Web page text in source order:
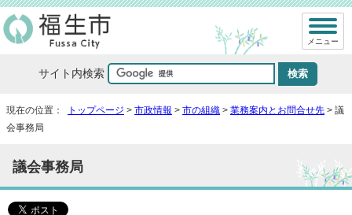
サイト内検索
メニュー
現在の位置： トップページ > 市政情報 > 市の組織 > 業務案内とお問合せ先 > 議
会事務局
議会事務局